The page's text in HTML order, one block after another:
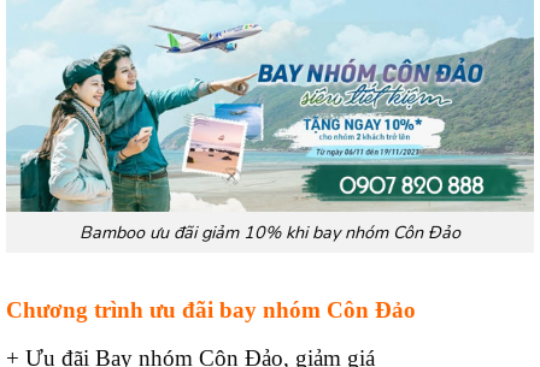
Bamboo ưu đãi giảm 10% khi bay nhóm Côn Đảo
Chương trình ưu đãi bay nhóm Côn Đảo
+ Ưu đãi Bay nhóm Côn Đảo, giảm giá